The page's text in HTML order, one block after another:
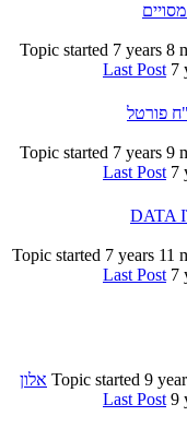
Topic started 7 years 8
Last Post 7
פורטל
Topic started 7 years 9
Last Post 7
Topic started 7 years 11
Last Post 7
Topic started 9 אלון
Last Post 9